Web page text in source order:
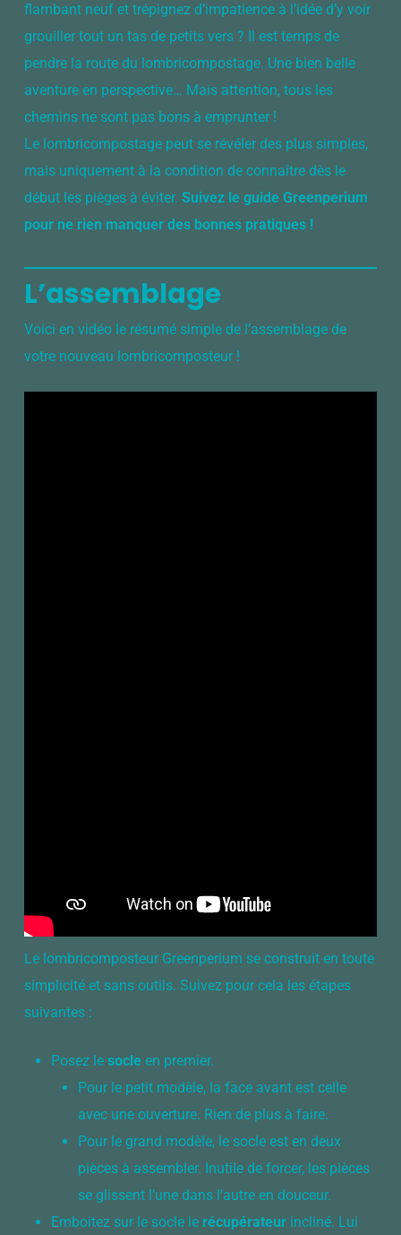
flambant neuf et trépignez d’impatience à l’idée d’y voir
grouiller tout un tas de petits vers ? Il est temps de
pendre la route du lombricompostage. Une bien belle
aventure en perspective… Mais attention, tous les
chemins ne sont pas bons à emprunter !
Le lombricompostage peut se révéler des plus simples,
mais uniquement à la condition de connaître dès le
début les pièges à éviter. Suivez le guide Greenperium
pour ne rien manquer des bonnes pratiques !
L’assemblage
Voici en vidéo le résumé simple de l’assemblage de
votre nouveau lombricomposteur !
Le lombricomposteur Greenperium se construit en toute
simplicité et sans outils. Suivez pour cela les étapes
suivantes :
Posez le socle en premier.
Pour le petit modèle, la face avant est celle
avec une ouverture. Rien de plus à faire.
Pour le grand modèle, le socle est en deux
pièces à assembler. Inutile de forcer, les pièces
se glissent l’une dans l’autre en douceur.
Emboitez sur le socle le récupérateur incliné. Lui